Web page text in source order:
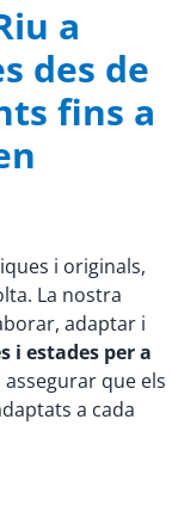
a
des de
fins a
i originals,
La nostra
adaptar i
i estades per a
assegurar que els
a cada